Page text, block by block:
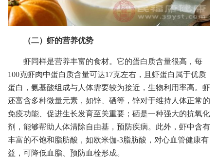
（二）虾的营养优势
虾同样是营养丰富的食材。它的蛋白质含量很高，每
100克虾肉中蛋白质含量可达17克左右，且虾蛋白属于优质
蛋白，氨基酸组成与人体需要较为接近，生物利用率高。虾
还富含多种微量元素，如锌、硒等，锌对于维持人体正常的
免疫功能、促进生长发育至关重要；硒是一种强大的抗氧化
剂，能够帮助人体清除自由基，预防疾病。此外，虾中含有
丰富的不饱和脂肪酸，如欧米伽-3脂肪酸，对心血管健康有
益，可降低血脂、预防血栓形成。